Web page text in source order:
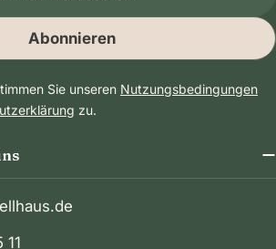
Abonnieren
Sie unseren Nutzungsbedingungen
zu.